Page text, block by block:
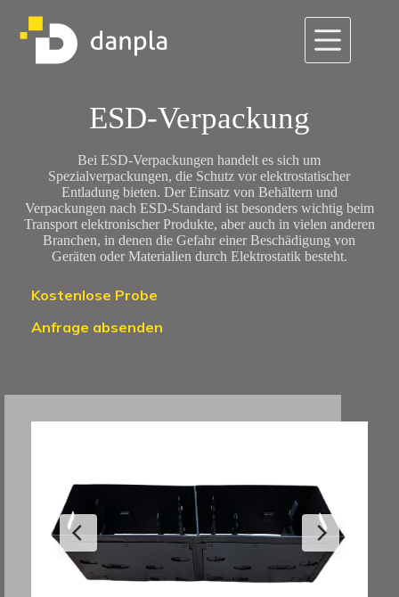
springen
ESD-Verpackung
Bei ESD-Verpackungen handelt es sich um
Spezialverpackungen, die Schutz vor elektrostatischer
Entladung bieten. Der Einsatz von Behältern und
Verpackungen nach ESD-Standard ist besonders wichtig beim
Transport elektronischer Produkte, aber auch in vielen anderen
Branchen, in denen die Gefahr einer Beschädigung von
Geräten oder Materialien durch Elektrostatik besteht.
Kostenlose Probe
Anfrage absenden